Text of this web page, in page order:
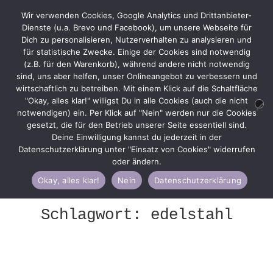
Zur
Navigation
springen
Zum
Inhalt
springen
Menü
Beiträge verschlagwortet mit „edelstahl“
Schlagwort: edelstahl
Wir verwenden Cookies, Google Analytics und Drittanbieter-
Dienste (u.a. Brevo und Facebook), um unsere Webseite für
Dich zu personalisieren, Nutzerverhalten zu analysieren und
für statistische Zwecke. Einige der Cookies sind notwendig
(z.B. für den Warenkorb), während andere nicht notwendig
sind, uns aber helfen, unser Onlineangebot zu verbessern und
wirtschaftlich zu betreiben. Mit einem Klick auf die Schaltfläche
"Okay, alles klar!" willigst Du in alle Cookies (auch die nicht
notwendigen) ein. Per Klick auf "Nein" werden nur die Cookies
gesetzt, die für den Betrieb unserer Seite essentiell sind.
Deine Einwilligung kannst du jederzeit in der
Datenschutzerklärung unter "Einsatz von Cookies" widerrufen
oder ändern.
Okay, alles klar!
Nein Datenschutzerklärung